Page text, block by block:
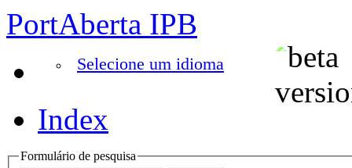
PortAberta IPB
Selecione um idioma
Index
Formulário de pesquisa